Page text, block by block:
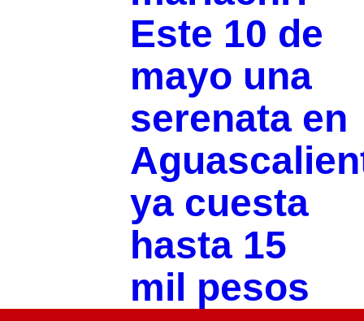
Este 10 de
mayo una
serenata en
ya cuesta
hasta 15
mil pesos